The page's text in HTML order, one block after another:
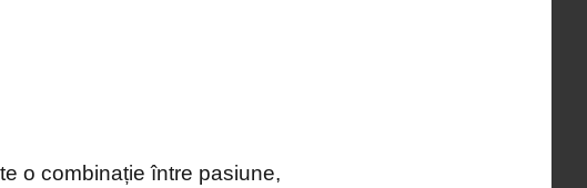
o combinație între pasiune,